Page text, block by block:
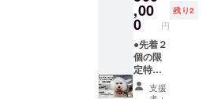
食べ方
の詳細
説明を
同梱し
てお送
りしま
す。 ・
賞味期
3cm／
およそ2
～3人
前）と
なりま
す。 ■
このよ
うな方
このよ
うな方
におす
すめ ・
ワン
ちゃん
を通じ
てドッ
,00
0 円
残り2
●先着２
個の限
定特典
です。
●マメノ
支援